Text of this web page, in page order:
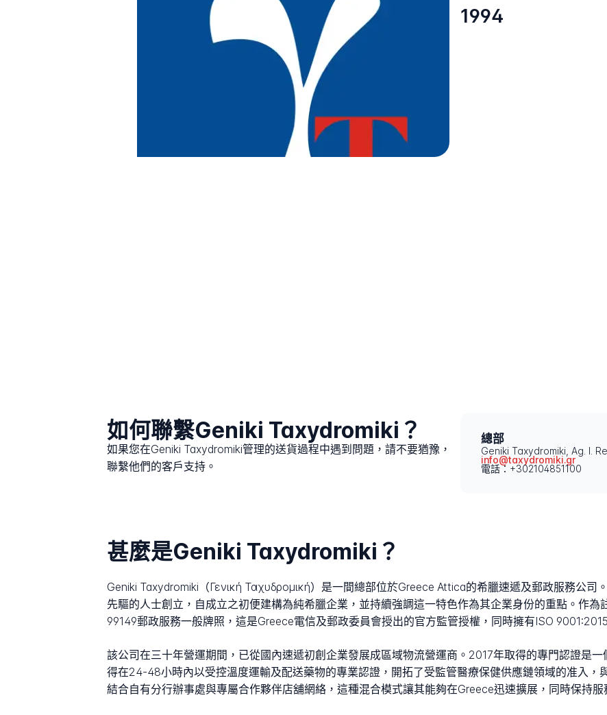
1994
如何聯繫Geniki Taxydromiki？
如果您在Geniki Taxydromiki管理的送貨過程中遇到問題，請不要猶豫，
聯繫他們的客戶支持。
總部
Geniki Taxydromiki, Ag. I.
info@taxydromiki.gr
電話：+302104851100
甚麼是Geniki Taxydromiki？
Geniki Taxydromiki（Γενική Ταχυδρομική）是一間總部位於Greece Attica的希臘速遞及郵政服務公司
先驅的人士創立，自成立之初便建構為純希臘企業，並持續強調這一特色作為其企業身份的重點。作為
99149郵政服務一般牌照，這是Greece電信及郵政委員會授出的官方監管授權，同時擁有ISO
該公司在三十年營運期間，已從國內速遞初創企業發展成區域物流營運商。2017年取得的專門認證是
得在24-48小時內以受控溫度運輸及配送藥物的專業認證，開拓了受監管醫療保健供應鏈領域的准入，
結合自有分行辦事處與專屬合作夥伴店舖網絡，這種混合模式讓其能夠在Greece迅速擴展，同時保持服